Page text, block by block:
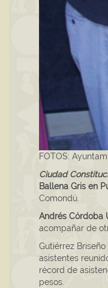
FOTOS:
Ciudad
Ballena Gris en
Comondú.
Andrés Córdoba
acompañar de
Gutiérrez
asistentes
récord de
pesos.